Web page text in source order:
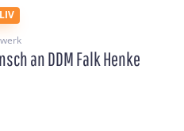
an DDM Falk Henke